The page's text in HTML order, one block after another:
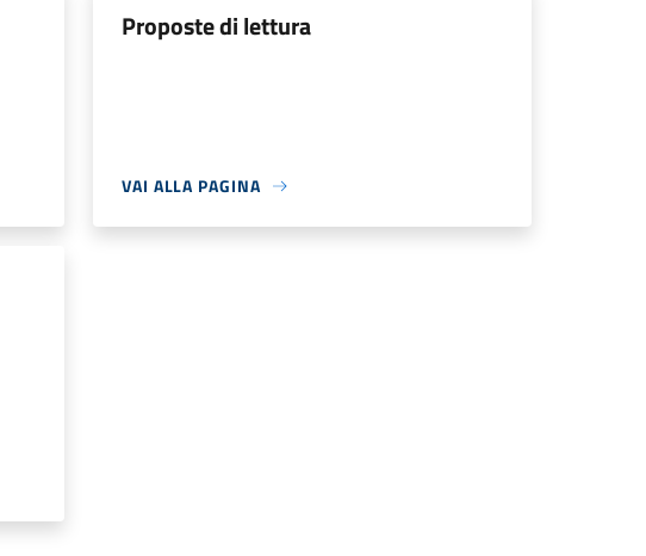
Proposte di lettura
VAI ALLA PAGINA